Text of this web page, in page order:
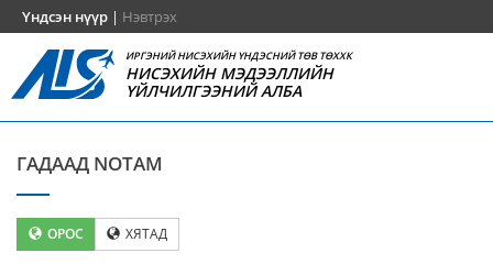
Үндсэн нүүр | Нэвтрэх
ИРГЭНИЙ НИСЭХИЙН ҮНДЭСНИЙ ТӨВ ТӨХХК
НИСЭХИЙН МЭДЭЭЛЛИЙН
ҮЙЛЧИЛГЭЭНИЙ АЛБА
ГАДААД NOTAM
ОРОС ХЯТАД